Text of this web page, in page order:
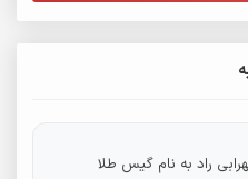
راد به نام گیس طلا